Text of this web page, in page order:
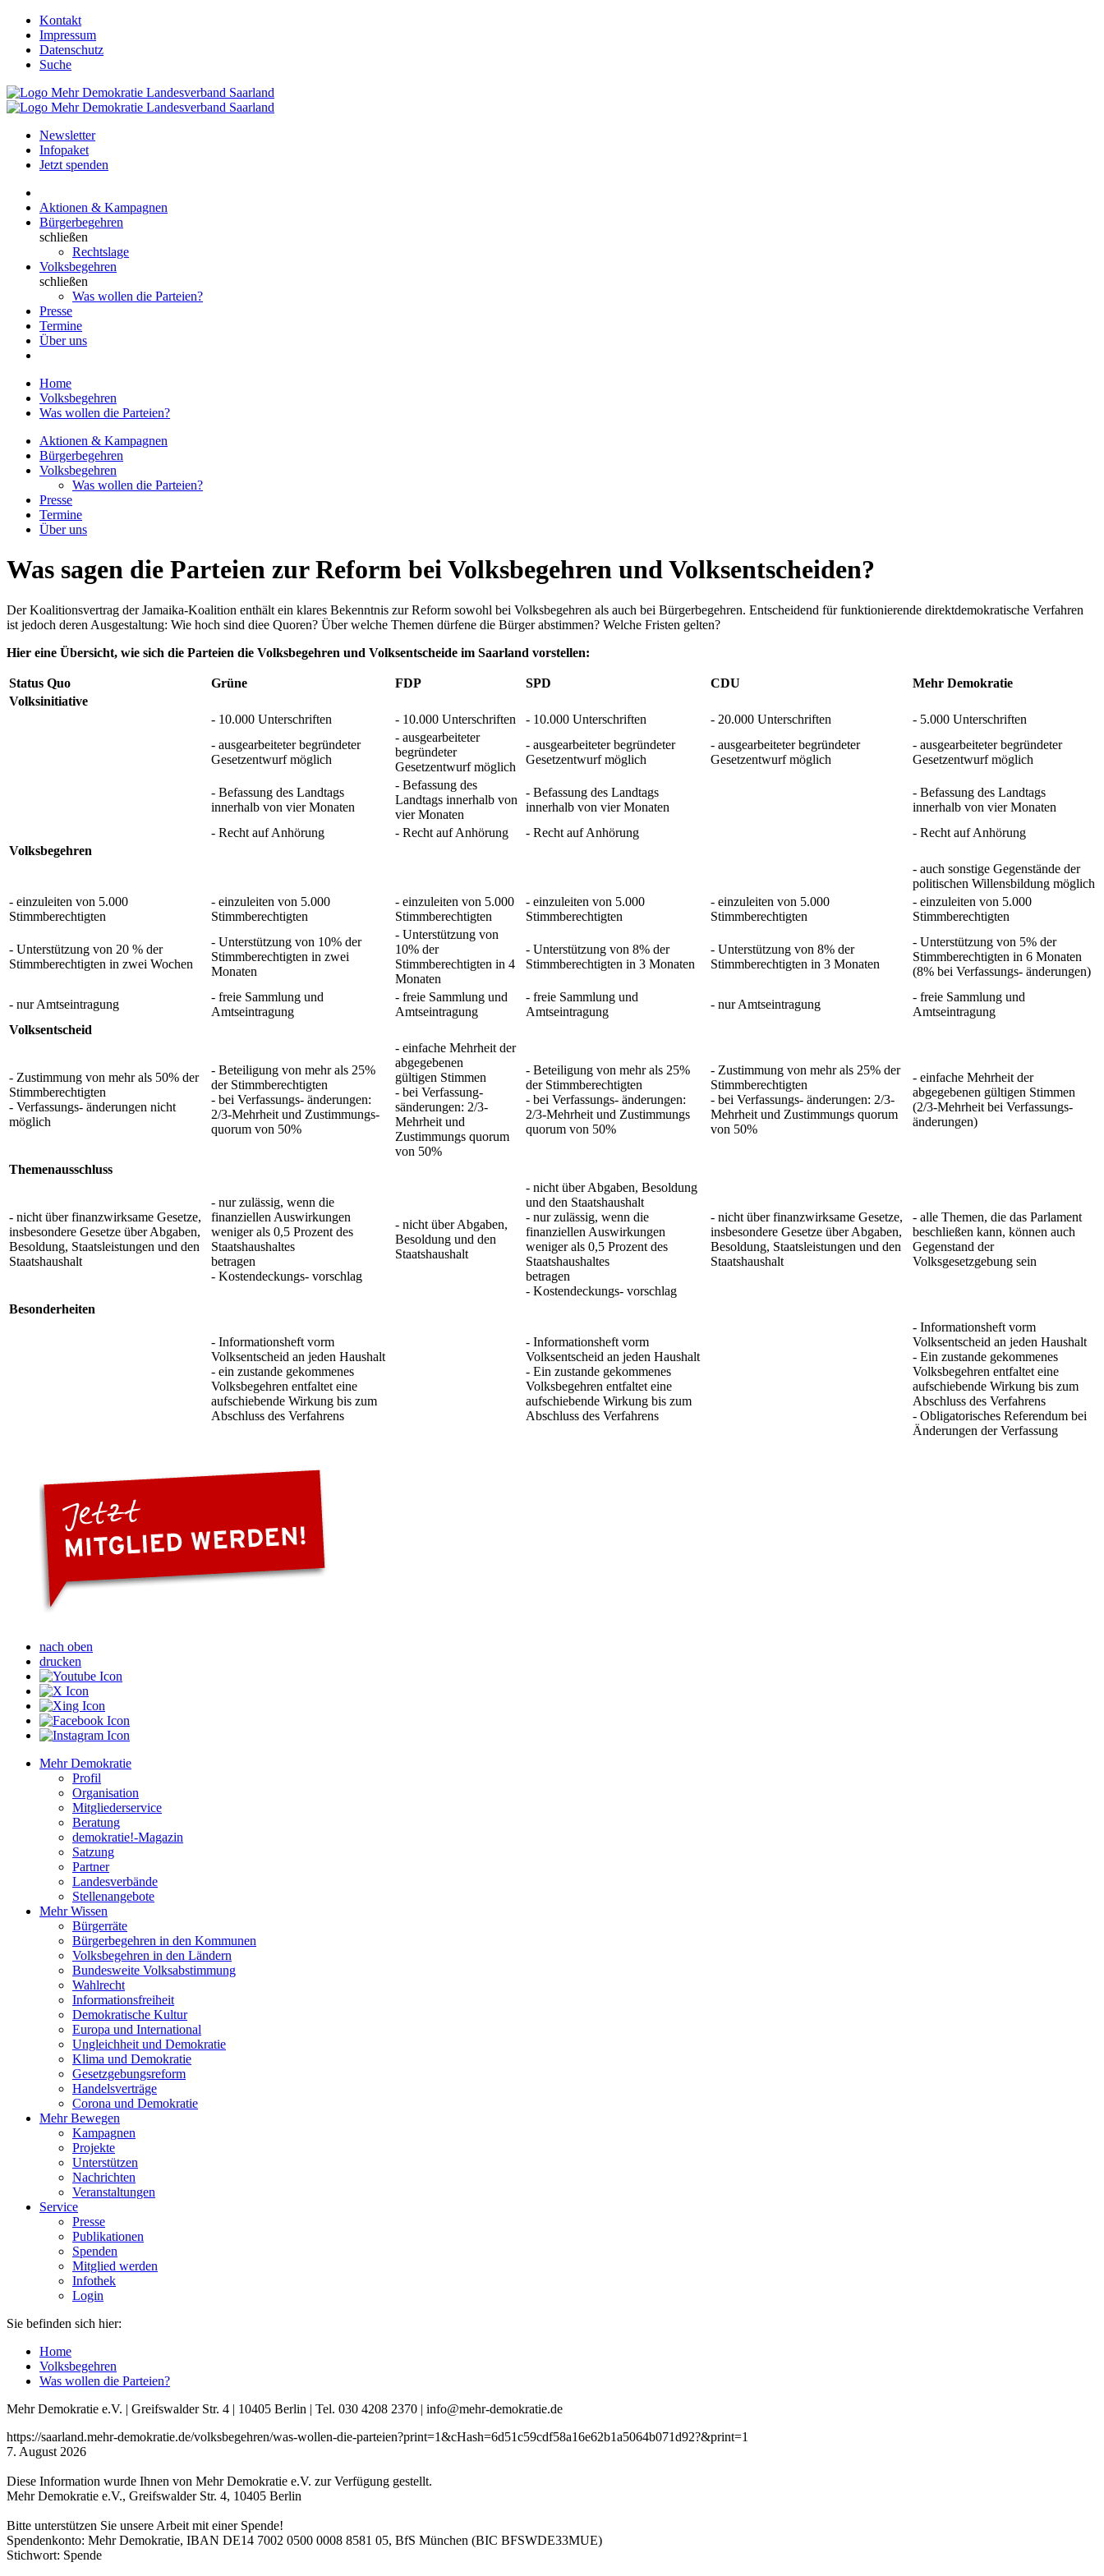
Kontakt
Impressum
Datenschutz
Suche
Newsletter
Infopaket
Jetzt spenden
Aktionen & Kampagnen
Bürgerbegehren
schließen
Rechtslage
Volksbegehren
schließen
Was wollen die Parteien?
Presse
Termine
Über uns
Home
Volksbegehren
Was wollen die Parteien?
Aktionen & Kampagnen
Bürgerbegehren
Volksbegehren
Was wollen die Parteien?
Presse
Termine
Über uns
Was sagen die Parteien zur Reform bei Volksbegehren und Volksentscheiden?
Der Koalitionsvertrag der Jamaika-Koalition enthält ein klares Bekenntnis zur Reform sowohl bei Volksbegehren als auch bei Bürgerbegehren. Entscheidend für funktionierende direktdemokratische Verfahren
ist jedoch deren Ausgestaltung: Wie hoch sind diee Quoren? Über welche Themen dürfene die Bürger abstimmen? Welche Fristen gelten?
Hier eine Übersicht, wie sich die Parteien die Volksbegehren und Volksentscheide im Saarland vorstellen:
Status Quo Grüne FDP SPD CDU
Mehr Demokratie
Volksinitiative
- 10.000 Unterschriften
- 10.000 Unterschriften - 10.000 Unterschriften - 20.000 Unterschriften
- 5.000 Unterschriften
- ausgearbeiteter begründeter
Gesetzentwurf möglich
- ausgearbeiteter
begründeter
Gesetzentwurf möglich
- ausgearbeiteter begründeter
Gesetzentwurf möglich
- ausgearbeiteter begründeter
Gesetzentwurf möglich
- ausgearbeiteter begründeter
Gesetzentwurf möglich
- Befassung des Landtags
innerhalb von vier Monaten
- Befassung des
Landtags innerhalb von
vier Monaten
- Befassung des Landtags
innerhalb von vier Monaten
- Befassung des Landtags
innerhalb von vier Monaten
- Recht auf Anhörung
- Recht auf Anhörung - Recht auf Anhörung
- Recht auf Anhörung
Volksbegehren
- auch sonstige Gegenstände der
politischen Willensbildung möglich
- einzuleiten von 5.000
Stimmberechtigten
- einzuleiten von 5.000
Stimmberechtigten
- einzuleiten von 5.000
Stimmberechtigten
- einzuleiten von 5.000
Stimmberechtigten
- einzuleiten von 5.000
Stimmberechtigten
- einzuleiten von 5.000
Stimmberechtigten
- Unterstützung von 20 % der
Stimmberechtigten in zwei Wochen
- Unterstützung von 10% der
Stimmberechtigten in zwei
Monaten
- Unterstützung von
10% der
Stimmberechtigten in 4
Monaten
- Unterstützung von 8% der
Stimmberechtigten in 3 Monaten
- Unterstützung von 8% der
Stimmberechtigten in 3 Monaten
- Unterstützung von 5% der
Stimmberechtigten in 6 Monaten
(8% bei Verfassungs- änderungen)
- nur Amtseintragung
- freie Sammlung und
Amtseintragung
- freie Sammlung und
Amtseintragung
- freie Sammlung und
Amtseintragung
- nur Amtseintragung
- freie Sammlung und
Amtseintragung
Volksentscheid
- Zustimmung von mehr als 50% der
Stimmberechtigten
- Verfassungs- änderungen nicht
möglich
- Beteiligung von mehr als 25%
der Stimmberechtigten
- bei Verfassungs- änderungen:
2/3-Mehrheit und Zustimmungs-
quorum von 50%
- einfache Mehrheit der
abgegebenen
gültigen Stimmen
- bei Verfassung-
sänderungen: 2/3-
Mehrheit und
Zustimmungs quorum
von 50%
- Beteiligung von mehr als 25%
der Stimmberechtigten
- bei Verfassungs- änderungen:
2/3-Mehrheit und Zustimmungs
quorum von 50%
- Zustimmung von mehr als 25% der
Stimmberechtigten
- bei Verfassungs- änderungen: 2/3-
Mehrheit und Zustimmungs quorum
von 50%
- einfache Mehrheit der
abgegebenen gültigen Stimmen
(2/3-Mehrheit bei Verfassungs-
änderungen)
Themenausschluss
- nicht über finanzwirksame Gesetze,
insbesondere Gesetze über Abgaben,
Besoldung, Staatsleistungen und den
Staatshaushalt
- nur zulässig, wenn die
finanziellen Auswirkungen
weniger als 0,5 Prozent des
Staatshaushaltes
betragen
- Kostendeckungs- vorschlag
- nicht über Abgaben,
Besoldung und den
Staatshaushalt
- nicht über Abgaben, Besoldung
und den Staatshaushalt
- nur zulässig, wenn die
finanziellen Auswirkungen
weniger als 0,5 Prozent des
Staatshaushaltes
betragen
- Kostendeckungs- vorschlag
- nicht über finanzwirksame Gesetze,
insbesondere Gesetze über Abgaben,
Besoldung, Staatsleistungen und den
Staatshaushalt
- alle Themen, die das Parlament
beschließen kann, können auch
Gegenstand der
Volksgesetzgebung sein
Besonderheiten
- Informationsheft vorm
Volksentscheid an jeden Haushalt
- ein zustande gekommenes
Volksbegehren entfaltet eine
aufschiebende Wirkung bis zum
Abschluss des Verfahrens
- Informationsheft vorm
Volksentscheid an jeden Haushalt
- Ein zustande gekommenes
Volksbegehren entfaltet eine
aufschiebende Wirkung bis zum
Abschluss des Verfahrens
- Informationsheft vorm
Volksentscheid an jeden Haushalt
- Ein zustande gekommenes
Volksbegehren entfaltet eine
aufschiebende Wirkung bis zum
Abschluss des Verfahrens
- Obligatorisches Referendum bei
Änderungen der Verfassung
nach oben
drucken
Mehr Demokratie
Profil
Organisation
Mitgliederservice
Beratung
demokratie!-Magazin
Satzung
Partner
Landesverbände
Stellenangebote
Mehr Wissen
Bürgerräte
Bürgerbegehren in den Kommunen
Volksbegehren in den Ländern
Bundesweite Volksabstimmung
Wahlrecht
Informationsfreiheit
Demokratische Kultur
Europa und International
Ungleichheit und Demokratie
Klima und Demokratie
Gesetzgebungsreform
Handelsverträge
Corona und Demokratie
Mehr Bewegen
Kampagnen
Projekte
Unterstützen
Nachrichten
Veranstaltungen
Service
Presse
Publikationen
Spenden
Mitglied werden
Infothek
Login
Sie befinden sich hier:
Home
Volksbegehren
Was wollen die Parteien?
Mehr Demokratie e.V. | Greifswalder Str. 4 | 10405 Berlin | Tel. 030 4208 2370 | info@mehr-demokratie.de
https://saarland.mehr-demokratie.de/volksbegehren/was-wollen-die-parteien?print=1&cHash=6d51c59cdf58a16e62b1a5064b071d92?&print=1
7. August 2026
Diese Information wurde Ihnen von Mehr Demokratie e.V. zur Verfügung gestellt.
Mehr Demokratie e.V., Greifswalder Str. 4, 10405 Berlin
Bitte unterstützen Sie unsere Arbeit mit einer Spende!
Spendenkonto: Mehr Demokratie, IBAN DE14 7002 0500 0008 8581 05, BfS München (BIC BFSWDE33MUE)
Stichwort: Spende